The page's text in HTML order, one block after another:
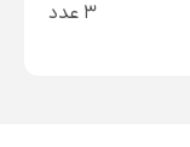
3 عدد